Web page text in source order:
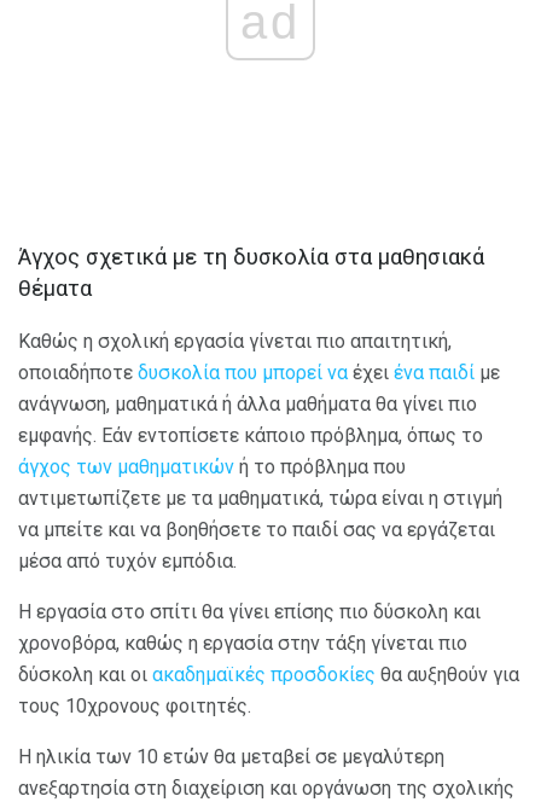
ad
Άγχος σχετικά με τη δυσκολία στα μαθησιακά
θέματα
Καθώς η σχολική εργασία γίνεται πιο απαιτητική,
οποιαδήποτε δυσκολία που μπορεί να έχει ένα παιδί με
ανάγνωση, μαθηματικά ή άλλα μαθήματα θα γίνει πιο
εμφανής. Εάν εντοπίσετε κάποιο πρόβλημα, όπως το
άγχος των μαθηματικών ή το πρόβλημα που
αντιμετωπίζετε με τα μαθηματικά, τώρα είναι η στιγμή
να μπείτε και να βοηθήσετε το παιδί σας να εργάζεται
μέσα από τυχόν εμπόδια.
Η εργασία στο σπίτι θα γίνει επίσης πιο δύσκολη και
χρονοβόρα, καθώς η εργασία στην τάξη γίνεται πιο
δύσκολη και οι ακαδημαϊκές προσδοκίες θα αυξηθούν για
τους 10χρονους φοιτητές.
Η ηλικία των 10 ετών θα μεταβεί σε μεγαλύτερη
ανεξαρτησία στη διαχείριση και οργάνωση της σχολικής